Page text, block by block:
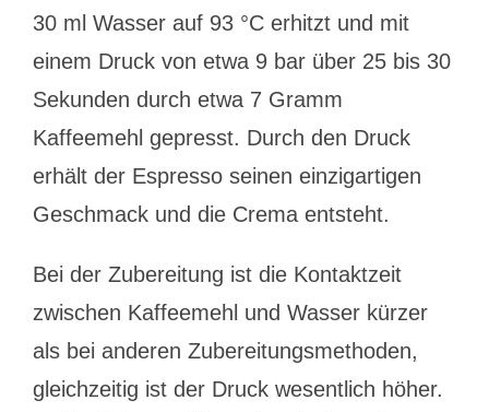
30 ml Wasser auf 93 °C erhitzt und mit
einem Druck von etwa 9 bar über 25 bis 30
Sekunden durch etwa 7 Gramm
Kaffeemehl gepresst. Durch den Druck
erhält der Espresso seinen einzigartigen
Geschmack und die Crema entsteht.
Bei der Zubereitung ist die Kontaktzeit
zwischen Kaffeemehl und Wasser kürzer
als bei anderen Zubereitungsmethoden,
gleichzeitig ist der Druck wesentlich höher.